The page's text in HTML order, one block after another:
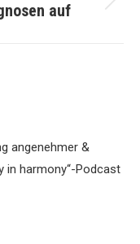
auf
angenehmer &
in harmony“-Podcast